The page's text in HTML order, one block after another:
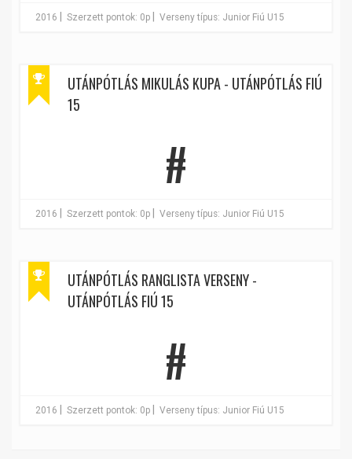
2016 Szerzett pontok: 0p Verseny típus: Junior Fiú U15
UTÁNPÓTLÁS MIKULÁS KUPA - UTÁNPÓTLÁS FIÚ
15
#
2016 Szerzett pontok: 0p Verseny típus: Junior Fiú U15
UTÁNPÓTLÁS RANGLISTA VERSENY -
UTÁNPÓTLÁS FIÚ 15
#
2016 Szerzett pontok: 0p Verseny típus: Junior Fiú U15